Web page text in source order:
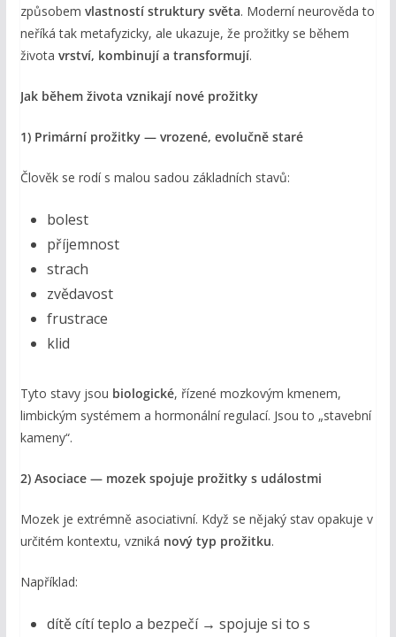
způsobem vlastností struktury světa. Moderní neurověda to
neříká tak metafyzicky, ale ukazuje, že prožitky se během
života vrství, kombinují a transformují.
Jak během života vznikají nové prožitky
1) Primární prožitky — vrozené, evolučně staré
Člověk se rodí s malou sadou základních stavů:
bolest
příjemnost
strach
zvědavost
frustrace
klid
Tyto stavy jsou biologické, řízené mozkovým kmenem,
limbickým systémem a hormonální regulací. Jsou to „stavební
kameny“.
2) Asociace — mozek spojuje prožitky s událostmi
Mozek je extrémně asociativní. Když se nějaký stav opakuje v
určitém kontextu, vzniká nový typ prožitku.
Například:
dítě cítí teplo a bezpečí → spojuje si to s